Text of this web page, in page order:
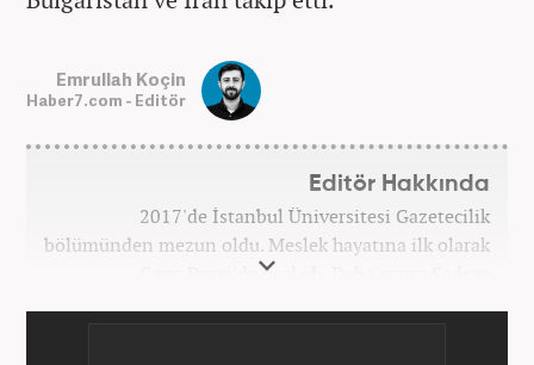
Emrullah Koçin
Haber7.com - Editör
Editör Hakkında
2017'de İstanbul Üniversitesi Gazetecilik
bölümünden mezun oldu. Meslek hayatına ilk olarak
Genç Dergi'de başladı. Daha sonra Sadece